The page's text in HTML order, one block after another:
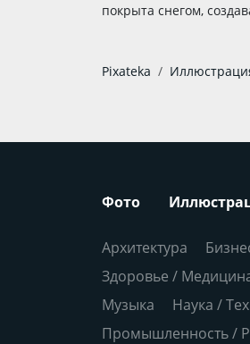
покрыта снегом,
Pixateka
Фото
Архитектура
Здоровье /
Музыка
Наука /
Промышленность /